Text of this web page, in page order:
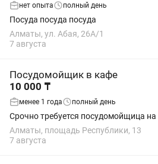
нет опыта полный день
Посуда посуда посуда
Алматы, ул. Абая, 26А/1
7 августа
Посудомойщик в кафе
10 000 ₸
менее 1 года полный день
Срочно требуется посудомойщица
Алматы, площадь Республики, 13
7 августа